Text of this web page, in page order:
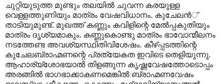
ചുറ്റിയുടുത്ത മുണ്ടും തലയില്‍ ചുവന്ന കരയുള്ള
വെള്ളത്തുണിയും മാത്രം വേഷവിധാനം. കുചേലന്‍്
താടിയുമുണ്ട്. മുഖത്ത് കണ്ണും കവിളിന്റെ മേല്‍പ്പകുതിയും
മാത്രം ദൃശ്യമാകും. കണ്ണുകൊണ്ടു മാത്രം ഭാവോന്മീലനം
നടത്തേണ്ട അവശ്യസ്ഥിതിവിശേഷം. കീഴ്പ്പടത്തിന്റെ
കുചേലബ്രാഹ്മണന്റെ പ്രത്യേകത ഇവിടെ തെളിയുന്നു.
ആഹാര്യ്ശോഭയാല്‍ തിളങ്ങുന്ന കൃഷ്ണവേഷത്തോടൊപ്പം
അരങ്ങില്‍ ഭാഗഭാക്കാകണമെങ്കില്‍ ബ്രാഹ്മണവേഷം